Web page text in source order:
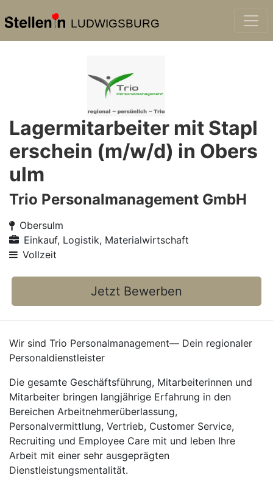
LUDWIGSBURG
Lagermitarbeiter mit Stapl
erschein (m/w/d) in Obers
ulm
Trio Personalmanagement GmbH
Obersulm
Einkauf, Logistik, Materialwirtschaft
Vollzeit
Jetzt Bewerben
Wir sind Trio Personalmanagement— Dein regionaler
Personaldienstleister
Die gesamte Geschäftsführung, Mitarbeiterinnen und
Mitarbeiter bringen langjährige Erfahrung in den
Bereichen Arbeitnehmerüberlassung,
Personalvermittlung, Vertrieb, Customer Service,
Recruiting und Employee Care mit und leben Ihre
Arbeit mit einer sehr ausgeprägten
Dienstleistungsmentalität.